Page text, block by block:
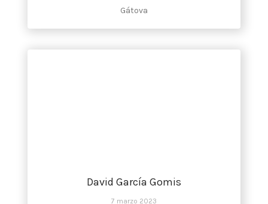
Gátova
David García Gomis
7 marzo 2023